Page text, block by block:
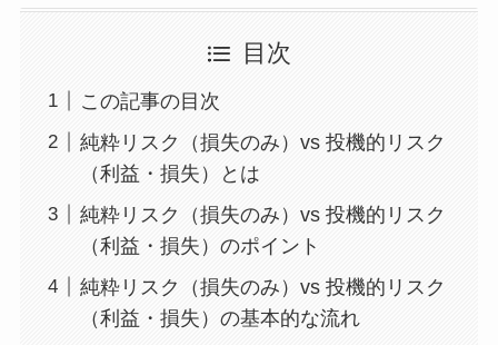
目次
この記事の目次
純粋リスク（損失のみ）vs 投機的リスク
（利益・損失）とは
純粋リスク（損失のみ）vs 投機的リスク
（利益・損失）のポイント
純粋リスク（損失のみ）vs 投機的リスク
（利益・損失）の基本的な流れ